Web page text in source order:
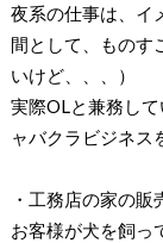
夜系の仕事は、イ
間として、ものす
いけど、、、）
実際OLと兼務し
ャバクラビジネス
・工務店の家の
お客様が犬を飼っ